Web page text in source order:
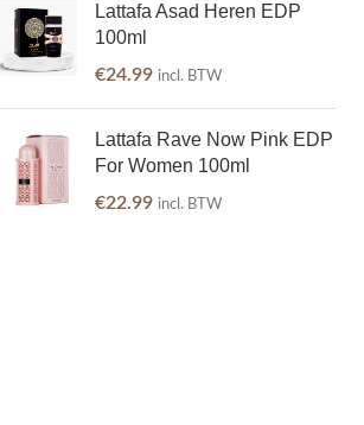
Lattafa Asad Heren EDP
100ml
€24.99 incl. BTW
Lattafa Rave Now Pink EDP
For Women 100ml
€22.99 incl. BTW